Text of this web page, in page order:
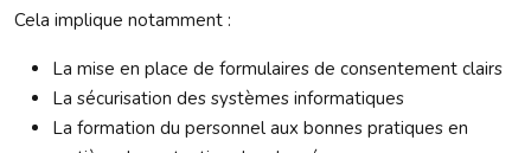
Cela implique notamment :
La mise en place de formulaires de consentement clairs
La sécurisation des systèmes informatiques
La formation du personnel aux bonnes pratiques en